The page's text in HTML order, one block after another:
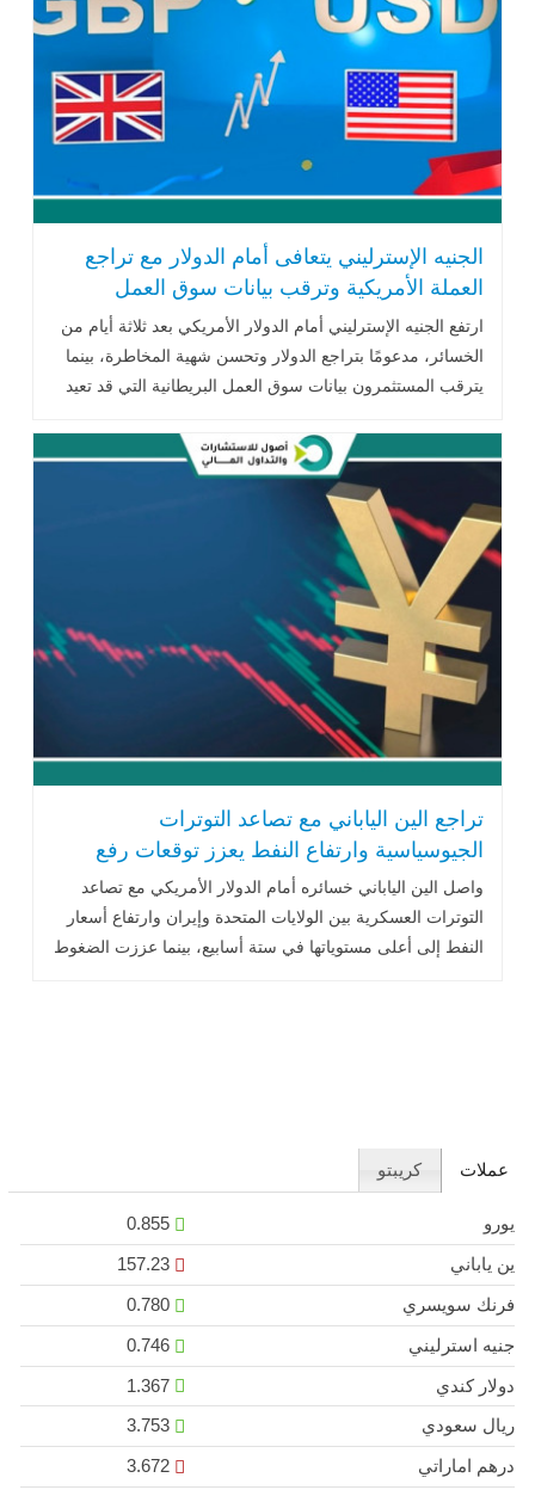
الجنيه الإسترليني يتعافى أمام الدولار مع تراجع
العملة الأمريكية وترقب بيانات سوق العمل
البريطانية
ارتفع الجنيه الإسترليني أمام الدولار الأمريكي بعد ثلاثة أيام من
الخسائر، مدعومًا بتراجع الدولار وتحسن شهية المخاطرة، بينما
يترقب المستثمرون بيانات سوق العمل البريطانية التي قد تعيد
تراجع الين الياباني مع تصاعد التوترات
الجيوسياسية وارتفاع النفط يعزز توقعات رفع
الفائدة
واصل الين الياباني خسائره أمام الدولار الأمريكي مع تصاعد
التوترات العسكرية بين الولايات المتحدة وإيران وارتفاع أسعار
النفط إلى أعلى مستوياتها في ستة أسابيع، بينما عززت الضغوط
عملات كريبتو
يورو
0.855
ين ياباني
157.23
فرنك سويسري
0.780
جنيه استرليني
0.746
دولار كندي
1.367
ريال سعودي
3.753
درهم اماراتي
3.672